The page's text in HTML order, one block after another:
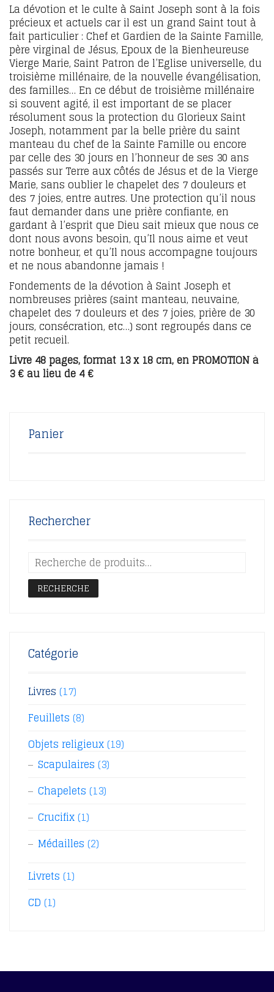
La dévotion et le culte à Saint Joseph sont à la fois
précieux et actuels car il est un grand Saint tout à
fait particulier : Chef et Gardien de la Sainte Famille,
père virginal de Jésus, Epoux de la Bienheureuse
Vierge Marie, Saint Patron de l’Eglise universelle, du
troisième millénaire, de la nouvelle évangélisation,
des familles… En ce début de troisième millénaire
si souvent agité, il est important de se placer
résolument sous la protection du Glorieux Saint
Joseph, notamment par la belle prière du saint
manteau du chef de la Sainte Famille ou encore
par celle des 30 jours en l’honneur de ses 30 ans
passés sur Terre aux côtés de Jésus et de la Vierge
Marie, sans oublier le chapelet des 7 douleurs et
des 7 joies, entre autres. Une protection qu’il nous
faut demander dans une prière confiante, en
gardant à l’esprit que Dieu sait mieux que nous ce
dont nous avons besoin, qu’Il nous aime et veut
notre bonheur, et qu’Il nous accompagne toujours
et ne nous abandonne jamais !
Fondements de la dévotion à Saint Joseph et
nombreuses prières (saint manteau, neuvaine,
chapelet des 7 douleurs et des 7 joies, prière de 30
jours, consécration, etc…) sont regroupés dans ce
petit recueil.
Livre 48 pages, format 13 x 18 cm, en PROMOTION à
3 € au lieu de 4 €
Panier
Rechercher
RECHERCHE
Catégorie
Livres (17)
Feuillets (8)
Objets religieux(19)
Scapulaires (3)
Chapelets (13)
Crucifix(1)
Médailles (2)
Livrets (1)
CD (1)